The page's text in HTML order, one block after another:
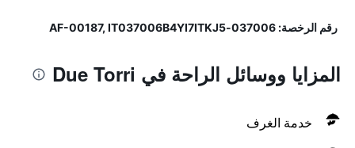
رقم الرخصة: 037006-AF-00187, IT037006B4YI7ITKJ5
المزايا ووسائل الراحة في Due Torri
خدمة الغرف